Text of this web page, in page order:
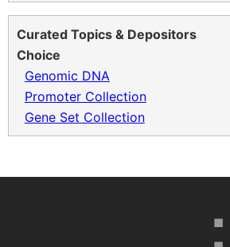
Curated Topics & Depositors
Choice
Genomic DNA
Promoter Collection
Gene Set Collection